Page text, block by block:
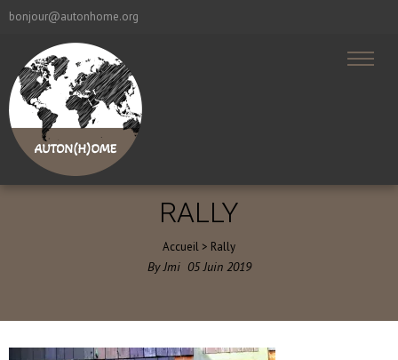
bonjour@autonhome.org
RALLY
Accueil > Rally
ByJmi 05 Juin 2019